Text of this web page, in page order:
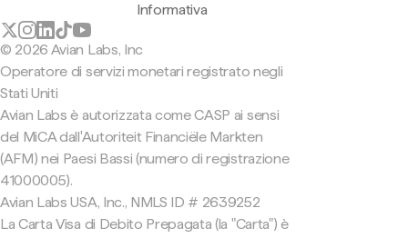
Informativa
© 2026 Avian Labs, Inc
Operatore di servizi monetari registrato negli
Stati Uniti
Avian Labs è autorizzata come CASP ai sensi
del MiCA dall'Autoriteit Financiële Markten
(AFM) nei Paesi Bassi (numero di registrazione
41000005).
Avian Labs USA, Inc., NMLS ID # 2639252
La Carta Visa di Debito Prepagata (la "Carta") è